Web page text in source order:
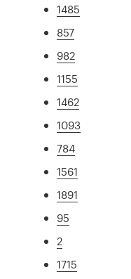
1485
857
982
1155
1462
1093
784
1561
1891
95
2
1715